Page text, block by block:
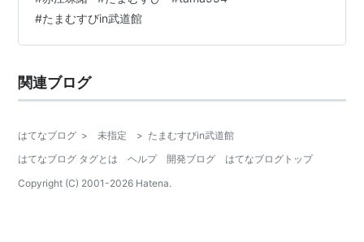
テレビで見られる日が戻って来た ABC朝日放送のアナウ
ンサーとして テレ朝の帯番組の司会をするって凄いよね
チャンスをものにする女
#たまむすびin武道館
関連ブログ
はてなブログ > 未指定 > たまむすびin武道館
はてなブログ タグとは
ヘルプ 開発ブログ
はてなブログトップ
Copyright (C) 2001-2026 Hatena.